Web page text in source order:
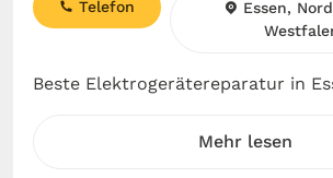
Beste Elektrogerätereparatur in
Telefon
Essen,
Mehr lesen